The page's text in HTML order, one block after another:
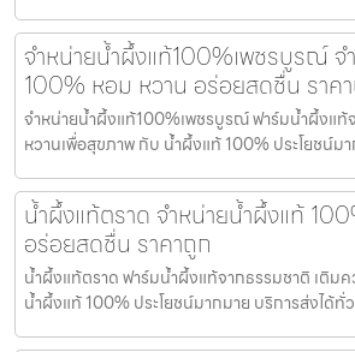
จำหน่ายน้ำผึ้งแท้100%เพชรบูรณ์ จ
100% หอม หวาน อร่อยสดชื่น ราค
จำหน่ายน้ำผึ้งแท้100%เพชรบูรณ์ ฟาร์มน้ำผึ้งแท้
หวานเพื่อสุขภาพ กับ น้ำผึ้งแท้ 100% ประโยชน์ม
น้ำผึ้งแท้ตราด จำหน่ายน้ำผึ้งแท้
อร่อยสดชื่น ราคาถูก
น้ำผึ้งแท้ตราด ฟาร์มน้ำผึ้งแท้จากธรรมชาติ เติม
น้ำผึ้งแท้ 100% ประโยชน์มากมาย บริการส่งได้ทั่